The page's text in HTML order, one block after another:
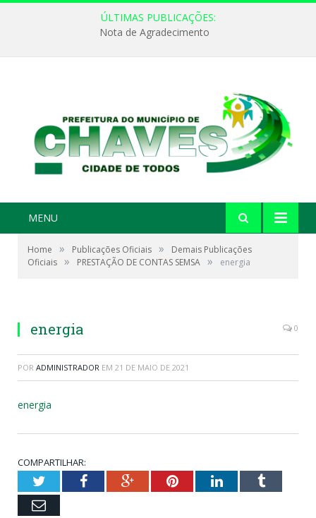
ÚLTIMAS PUBLICAÇÕES:
Nota de Agradecimento
MENU
Home » Publicações Oficiais »
Demais Publicações
Oficiais » PRESTAÇÃO DE CONTAS SEMSA » energia
energia 0
POR ADMINISTRADOR EM 21 DE MAIO DE 2021
energia
COMPARTILHAR:
TwitterFacebookGoogle+PinterestLinkedInTumblr
Email